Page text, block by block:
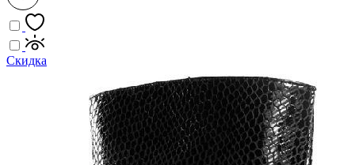
Скидка